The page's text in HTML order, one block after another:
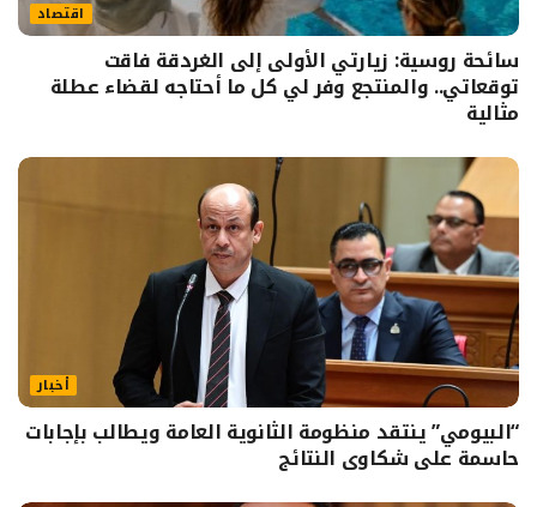
اقتصاد
سائحة روسية: زيارتي الأولى إلى الغردقة فاقت
توقعاتي.. والمنتجع وفر لي كل ما أحتاجه لقضاء عطلة
مثالية
أخبار
“البيومي” ينتقد منظومة الثانوية العامة ويطالب بإجابات
حاسمة على شكاوى النتائج